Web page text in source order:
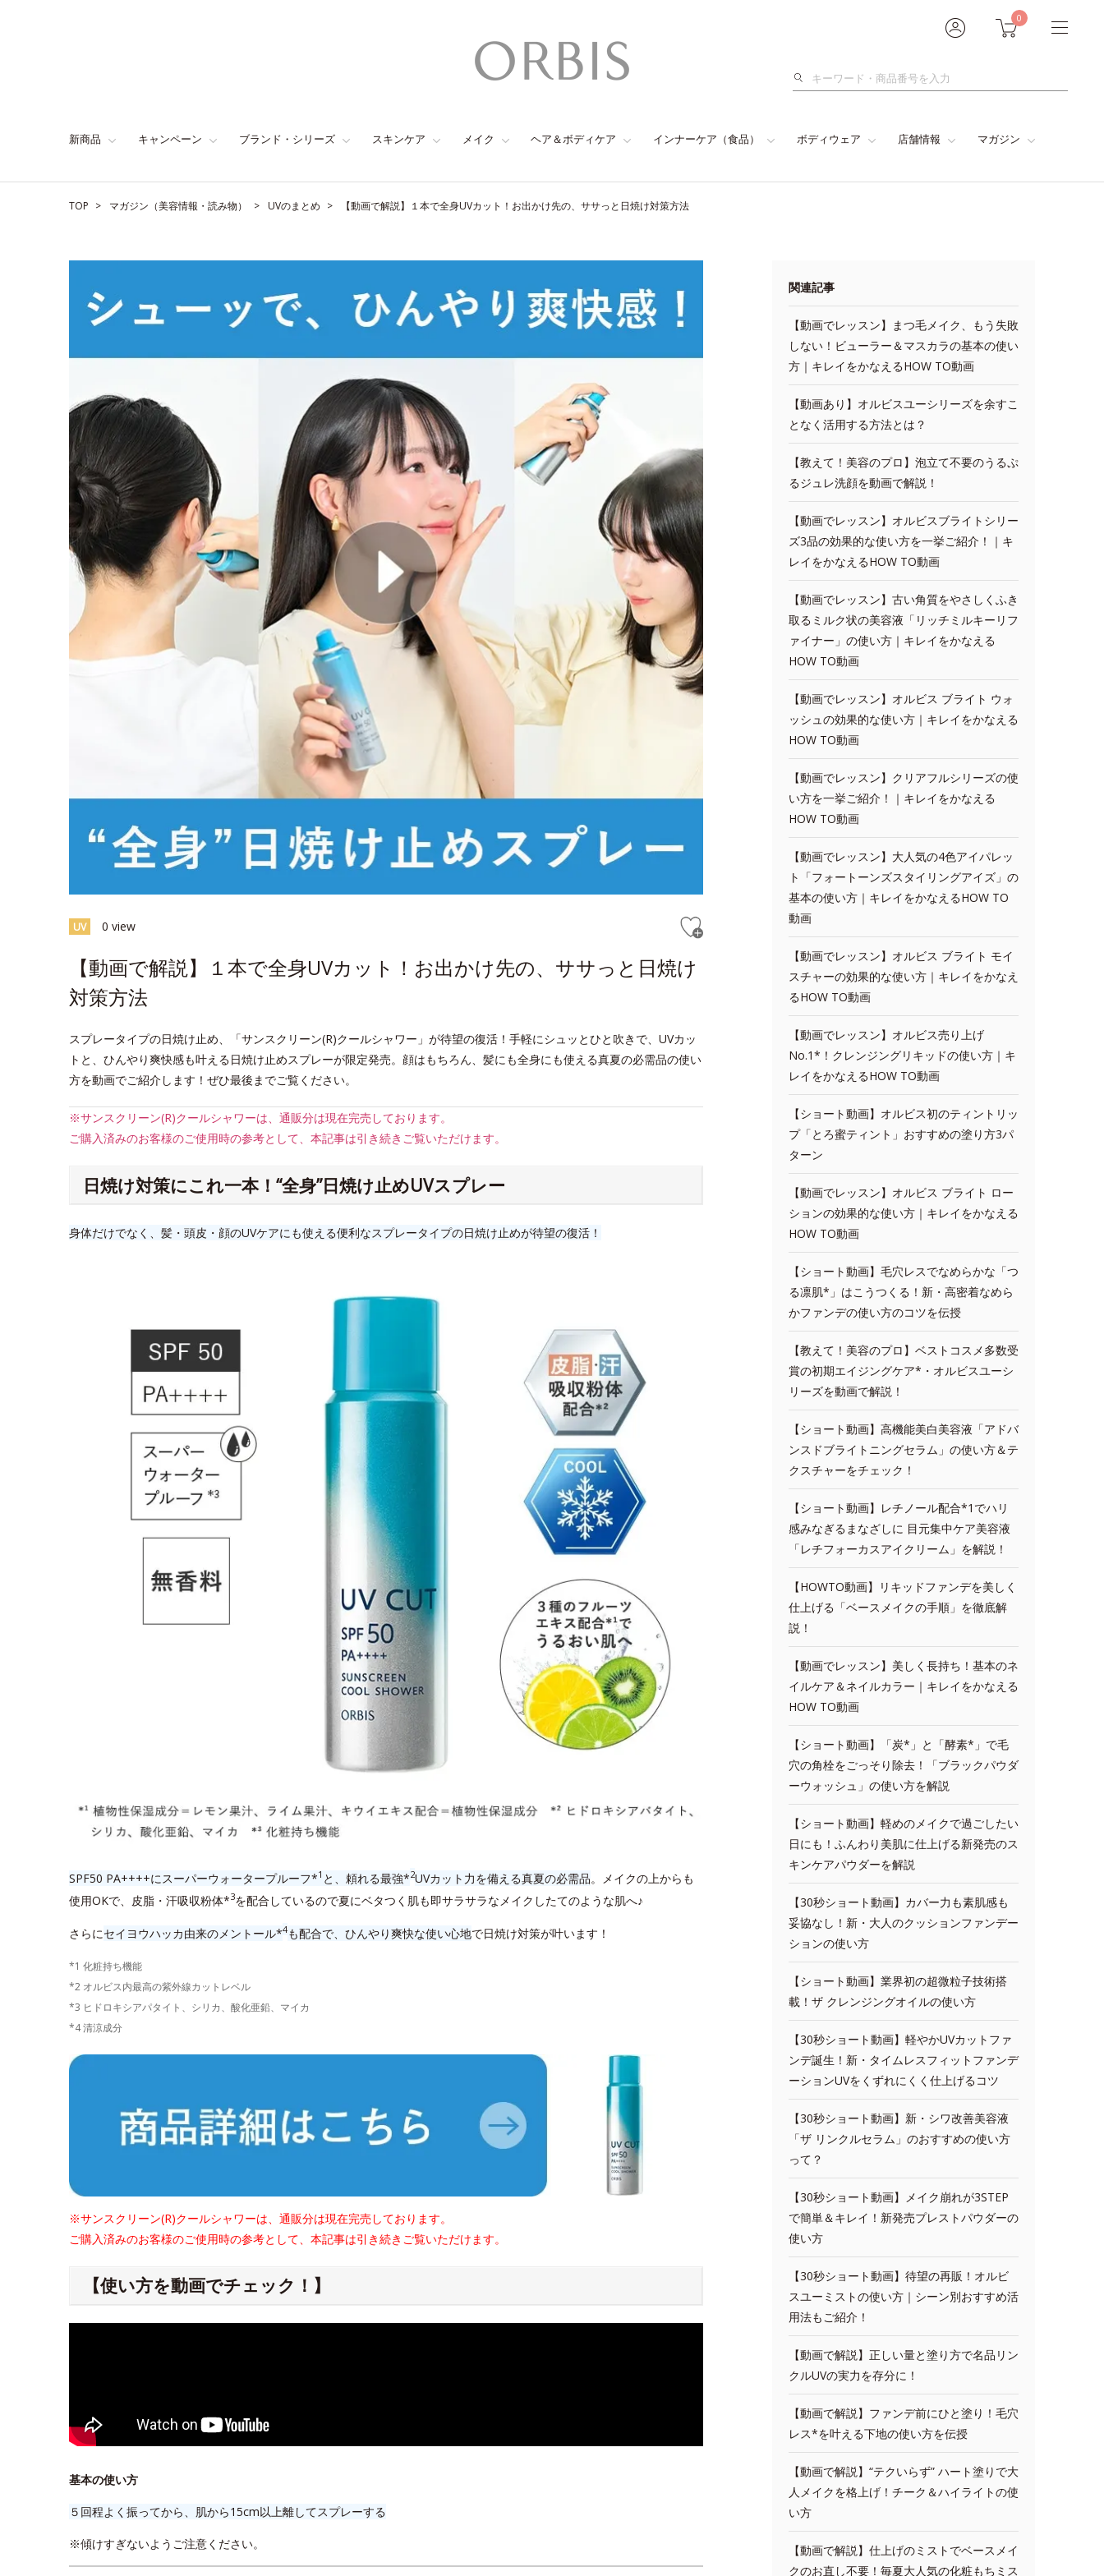
0
検
新商品 キャンペーン ブランド・シリーズ スキンケア メイク ヘア＆ボディケア インナーケア（食品） ボディウェア 店舗情報 マガジン
TOP マガジン（美容情報・読み物） UVのまとめ 【動画で解説】１本で全身UVカット！お出かけ先の、ササっと日焼け対策方法
UV 0 view
【動画で解説】１本で全身UVカット！お出かけ先の、ササっと日焼け
対策方法
スプレータイプの日焼け止め、「サンスクリーン(R)クールシャワー」が待望の復活！手軽にシュッとひと吹きで、UVカッ
トと、ひんやり爽快感も叶える日焼け止めスプレーが限定発売。顔はもちろん、髪にも全身にも使える真夏の必需品の使い
方を動画でご紹介します！ぜひ最後までご覧ください。
※サンスクリーン(R)クールシャワーは、 通販分は現在完売しております。
ご購入済みのお客様のご使用時の参考として、本記事は引き続きご覧いただけます。
日焼け対策にこれ一本！“全身”日焼け止めUVスプレー
身体だけでなく、髪・頭皮・顔のUVケアにも使える便利なスプレータイプの日焼け止めが待望の復活！
SPF50 PA++++にスーパーウォータープルーフ*1 と、頼れる最強*2UVカット力を備える真夏の必需品。メイクの上からも
使用OKで、皮脂・汗吸収粉体*3を配合しているので夏にベタつく肌も即サラサラなメイクしたてのような肌へ♪
さらにセイヨウハッカ由来のメントール*4も配合で、ひんやり爽快な使い心地で日焼け対策が叶います！
*1 化粧持ち機能
*2 オルビス内最高の紫外線カットレベル
*3 ヒドロキシアパタイト、シリカ、酸化亜鉛、マイカ
*4 清涼成分
※サンスクリーン(R)クールシャワーは、通販分は現在完売しております。
ご購入済みのお客様のご使用時の参考として、本記事は引き続きご覧いただけます。
【使い方を動画でチェック！】
基本の使い方
５回程よく振ってから、肌から15cm以上離してスプレーする
※傾けすぎないようご注意ください。
関連記事
【動画でレッスン】まつ毛メイク、もう失敗
しない！ビューラー＆マスカラの基本の使い
方｜キレイをかなえるHOW TO動画
【動画あり】オルビスユーシリーズを余すこ
となく活用する方法とは？
【教えて！美容のプロ】泡立て不要のうるぷ
るジュレ洗顔を動画で解説！
【動画でレッスン】オルビスブライトシリー
ズ3品の効果的な使い方を一挙ご紹介！｜キ
レイをかなえるHOW TO動画
【動画でレッスン】古い角質をやさしくふき
取るミルク状の美容液「リッチミルキーリフ
ァイナー」の使い方｜キレイをかなえる
HOW TO動画
【動画でレッスン】オルビス ブライト ウォ
ッシュの効果的な使い方｜キレイをかなえる
HOW TO動画
【動画でレッスン】クリアフルシリーズの使
い方を一挙ご紹介！｜キレイをかなえる
HOW TO動画
【動画でレッスン】大人気の4色アイパレッ
ト「フォートーンズスタイリングアイズ」の
基本の使い方｜キレイをかなえるHOW TO
動画
【動画でレッスン】オルビス ブライト モイ
スチャーの効果的な使い方｜キレイをかなえ
るHOW TO動画
【動画でレッスン】オルビス売り上げ
No.1*！クレンジングリキッドの使い方｜キ
レイをかなえるHOW TO動画
【ショート動画】オルビス初のティントリッ
プ「とろ蜜ティント」おすすめの塗り方3パ
ターン
【動画でレッスン】オルビス ブライト ロー
ションの効果的な使い方｜キレイをかなえる
HOW TO動画
【ショート動画】毛穴レスでなめらかな「つ
る凛肌*」はこうつくる！新・高密着なめら
かファンデの使い方のコツを伝授
【教えて！美容のプロ】ベストコスメ多数受
賞の初期エイジングケア*・オルビスユーシ
リーズを動画で解説！
【ショート動画】高機能美白美容液「アドバ
ンスドブライトニングセラム」の使い方＆テ
クスチャーをチェック！
【ショート動画】レチノール配合*1でハリ
感みなぎるまなざしに 目元集中ケア美容液
「レチフォーカスアイクリーム」を解説！
【HOWTO動画】リキッドファンデを美しく
仕上げる「ベースメイクの手順」を徹底解
説！
【動画でレッスン】美しく長持ち！基本のネ
イルケア＆ネイルカラー｜キレイをかなえる
HOW TO動画
【ショート動画】「炭*」と「酵素*」で毛
穴の角栓をごっそり除去！「ブラックパウダ
ーウォッシュ」の使い方を解説
【ショート動画】軽めのメイクで過ごしたい
日にも！ふんわり美肌に仕上げる新発売のス
キンケアパウダーを解説
【30秒ショート動画】カバー力も素肌感も
妥協なし！新・大人のクッションファンデー
ションの使い方
【ショート動画】業界初の超微粒子技術搭
載！ザ クレンジングオイルの使い方
【30秒ショート動画】軽やかUVカットファ
ンデ誕生！新・タイムレスフィットファンデ
ーションUVをくずれにくく仕上げるコツ
【30秒ショート動画】新・シワ改善美容液
「ザ リンクルセラム」のおすすめの使い方
って？
【30秒ショート動画】メイク崩れが3STEP
で簡単＆キレイ！新発売プレストパウダーの
使い方
【30秒ショート動画】待望の再販！オルビ
スユーミストの使い方｜シーン別おすすめ活
用法もご紹介！
【動画で解説】正しい量と塗り方で名品リン
クルUVの実力を存分に！
【動画で解説】ファンデ前にひと塗り！毛穴
レス*を叶える下地の使い方を伝授
【動画で解説】“テクいらず” ハート塗りで大
人メイクを格上げ！チーク＆ハイライトの使
い方
【動画で解説】仕上げのミストでベースメイ
クのお直し不要！毎夏大人気の化粧もちミス